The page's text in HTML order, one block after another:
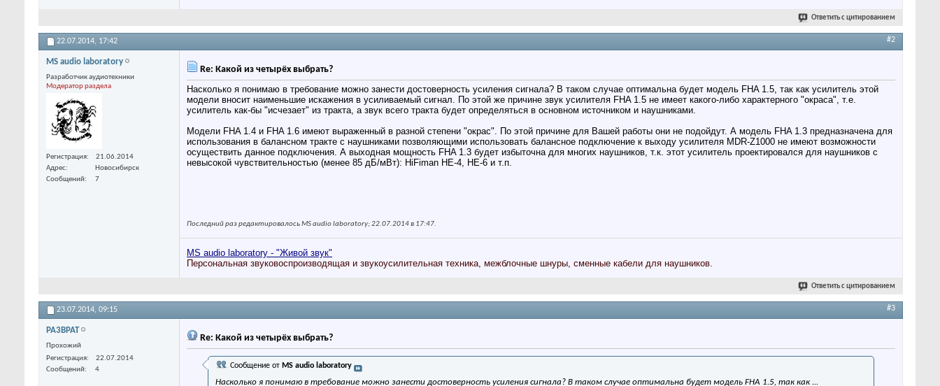
Ответить с цитированием
22.07.2014, 17:42 #2
MS audio laboratory
Разработчик аудиотехники
Модератор раздела
Регистрация
21.06.2014
Адрес
Новосибирск
Сообщений
7
Re: Какой из четырёх выбрать?
Насколько я понимаю в требование можно занести достоверность усиления сигнала? В таком случае оптимальна будет модель FHA 1.5, так как усилитель этой
модели вносит наименьшие искажения в усиливаемый сигнал. По этой же причине звук усилителя FHA 1.5 не имеет какого-либо характерного "окраса", т.е.
усилитель как-бы "исчезает" из тракта, а звук всего тракта будет определяться в основном источником и наушниками.
Модели FHA 1.4 и FHA 1.6 имеют выраженный в разной степени "окрас". По этой причине для Вашей работы они не подойдут. А модель FHA 1.3 предназначена для
использования в балансном тракте с наушниками позволяющими использовать балансное подключение к выходу усилителя MDR-Z1000 не имеют возможности
осуществить данное подключения. А выходная мощность FHA 1.3 будет избыточна для многих наушников, т.к. этот усилитель проектировался для наушников с
невысокой чувствительностью (менее 85 дБ/мВт): HiFiman HE-4, HE-6 и т.п.
Последний раз редактировалось MS audio laboratory; 22.07.2014 в 17:47.
MS audio laboratory - "Живой звук"
Персональная звуковоспроизводящая и звукоусилительная техника, межблочные шнуры, сменные кабели для наушников.
Ответить с цитированием
23.07.2014, 09:15 #3
PA3BPAT
Прохожий
Регистрация
22.07.2014
Сообщений
4
Re: Какой из четырёх выбрать?
Сообщение от MS audio laboratory
Насколько я понимаю в требование можно занести достоверность усиления сигнала? В таком случае оптимальна будет модель FHA 1.5, так как ...